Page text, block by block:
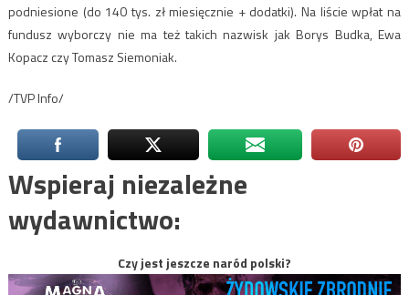
podniesione (do 140 tys. zł miesięcznie + dodatki). Na liście wpłat na
fundusz wyborczy nie ma też takich nazwisk jak Borys Budka, Ewa
Kopacz czy Tomasz Siemoniak.
/TVP Info/
Wspieraj niezależne
wydawnictwo:
Czy jest jeszcze naród polski?